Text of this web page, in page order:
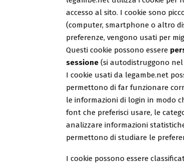
accesso al sito. I cookie sono
(computer, smartphone o altro
preferenze, vengono usati per
Questi cookie possono essere
sessione (si autodistruggono
I cookie usati da legambe.net
permettono di far funzionare
le informazioni di login in modo
font che preferisci usare, le
analizzare informazioni
permettono di studiare le
I cookie possono essere